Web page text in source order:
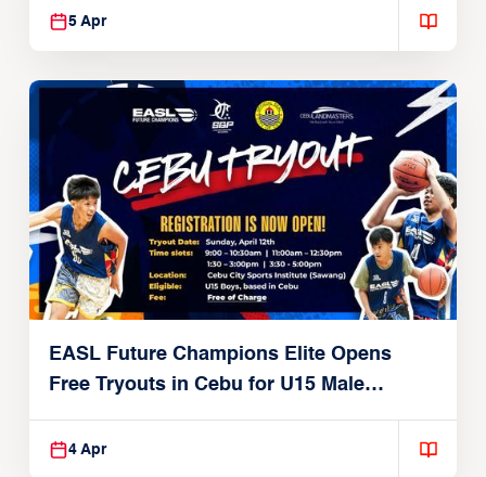
5 Apr
EASL Future Champions Elite Opens
Free Tryouts in Cebu for U15 Male
Players
4 Apr